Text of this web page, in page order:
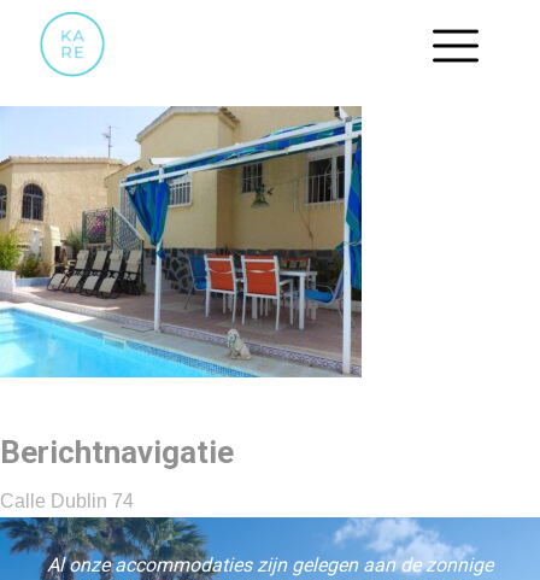
Berichtnavigatie
Calle Dublin 74
Al onze accommodaties zijn gelegen aan de zonnige